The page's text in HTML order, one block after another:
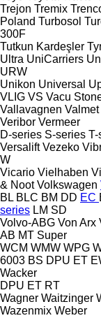
Trejon Tremix
Poland Turbosol
300F
Tutkun Kardeşler
Ultra UniCarriers
URW
Unikon Universal
VLIG VS Vacu
Vallavagnen Valmet
Veribor Vermeer
D-series S-series T-
Versalift Vezeko
W
Vicario Vielhaben
& Noot Volkswagen
BL BLC BM DD EC
series LM SD
Volvo-ABG Von Arx
AB MT Super
WCM WMW WPG
6003 BS DPU ET
Wacker
DPU ET RT
Wagner Waitzinger
Wazenmix Weber